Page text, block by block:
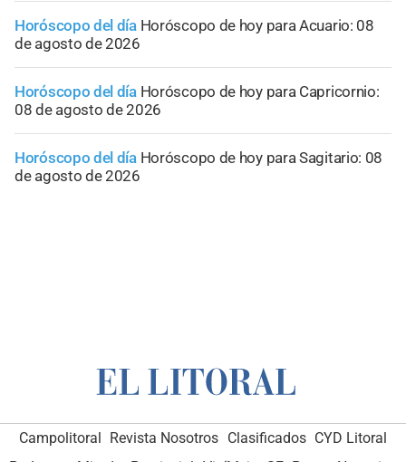
Horóscopo del día Horóscopo de hoy para Acuario: 08
de agosto de 2026
Horóscopo del día Horóscopo de hoy para Capricornio:
08 de agosto de 2026
Horóscopo del día Horóscopo de hoy para Sagitario: 08
de agosto de 2026
Campolitoral Revista Nosotros Clasificados CYD Litoral